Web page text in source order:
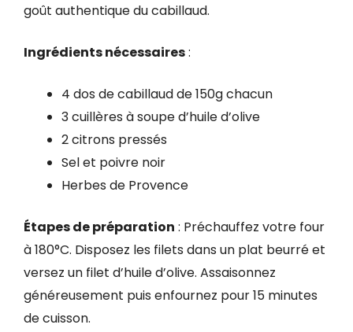
goût authentique du cabillaud.
Ingrédients nécessaires:
4 dos de cabillaud de 150g chacun
3 cuillères à soupe d’huile d’olive
2 citrons pressés
Sel et poivre noir
Herbes de Provence
Étapes de préparation : Préchauffez votre four
à 180°C. Disposez les filets dans un plat beurré et
versez un filet d’huile d’olive. Assaisonnez
généreusement puis enfournez pour 15 minutes
de cuisson.